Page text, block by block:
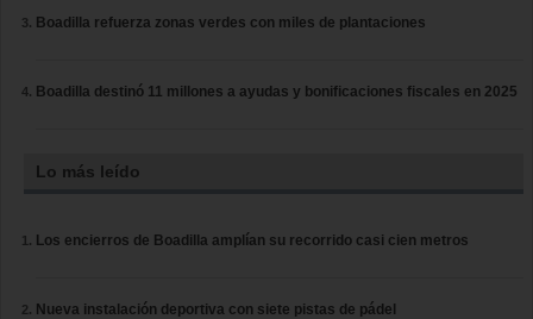
Boadilla refuerza zonas verdes con miles de plantaciones
Boadilla destinó 11 millones a ayudas y bonificaciones fiscales en 2025
Lo más leído
Los encierros de Boadilla amplían su recorrido casi cien metros
Nueva instalación deportiva con siete pistas de pádel